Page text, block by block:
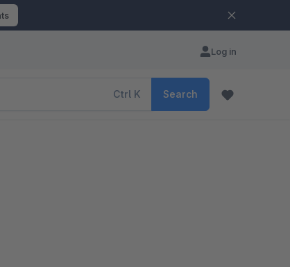
Log in
Ctrl K Search